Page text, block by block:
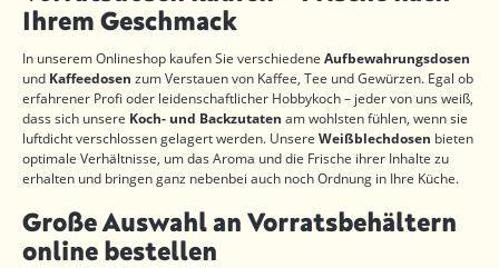
Ihrem Geschmack
In unserem Onlineshop kaufen Sie verschiedene Aufbewahrungsdosen
und Kaffeedosen zum Verstauen von Kaffee, Tee und Gewürzen. Egal ob
erfahrener Profi oder leidenschaftlicher Hobbykoch – jeder von uns weiß,
dass sich unsere Koch- und Backzutaten am wohlsten fühlen, wenn sie
luftdicht verschlossen gelagert werden. Unsere Weißblechdosen bieten
optimale Verhältnisse, um das Aroma und die Frische ihrer Inhalte zu
erhalten und bringen ganz nebenbei auch noch Ordnung in Ihre Küche.
Große Auswahl an Vorratsbehältern
online bestellen